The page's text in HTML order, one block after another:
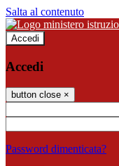
Salta al contenuto
Accedi
Accedi
button close ×
Password dimenticata?